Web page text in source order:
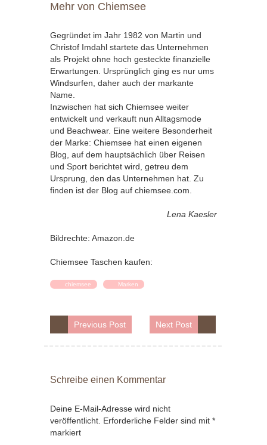
Mehr von Chiemsee
Gegründet im Jahr 1982 von Martin und
Christof Imdahl startete das Unternehmen
als Projekt ohne hoch gesteckte finanzielle
Erwartungen. Ursprünglich ging es nur ums
Windsurfen, daher auch der markante
Name.
Inzwischen hat sich Chiemsee weiter
entwickelt und verkauft nun Alltagsmode
und Beachwear. Eine weitere Besonderheit
der Marke: Chiemsee hat einen eigenen
Blog, auf dem hauptsächlich über Reisen
und Sport berichtet wird, getreu dem
Ursprung, den das Unternehmen hat. Zu
finden ist der Blog auf chiemsee.com.
Lena Kaesler
Bildrechte: Amazon.de
Chiemsee Taschen kaufen:
chiemsee Marken
Previous Post Next Post
Schreibe einen Kommentar
Deine E-Mail-Adresse wird nicht
veröffentlicht. Erforderliche Felder sind mit *
markiert